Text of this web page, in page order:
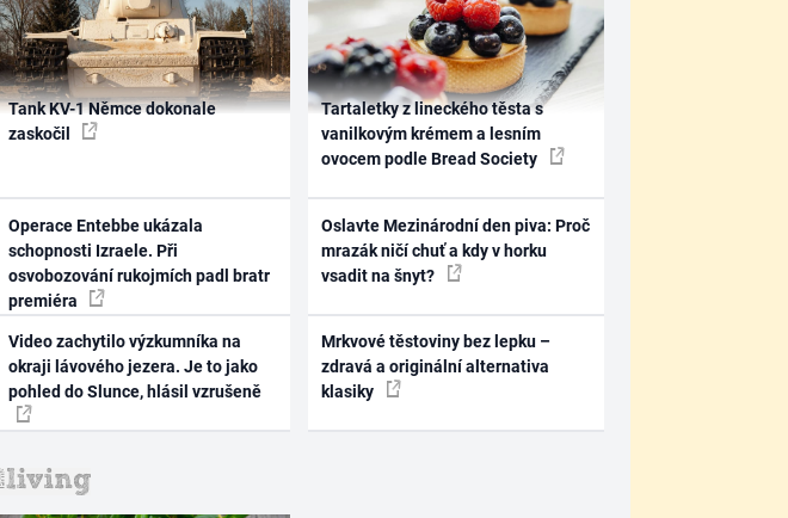
Tank KV-1 Němce dokonale
zaskočil
Operace Entebbe ukázala
schopnosti Izraele. Při
osvobozování rukojmích padl bratr
premiéra
Video zachytilo výzkumníka na
okraji lávového jezera. Je to jako
pohled do Slunce, hlásil vzrušeně
Tartaletky z lineckého těsta s
vanilkovým krémem a lesním
ovocem podle Bread Society
Oslavte Mezinárodní den piva: Proč
mrazák ničí chuť a kdy v horku
vsadit na šnyt?
Mrkvové těstoviny bez lepku –
zdravá a originální alternativa
klasiky